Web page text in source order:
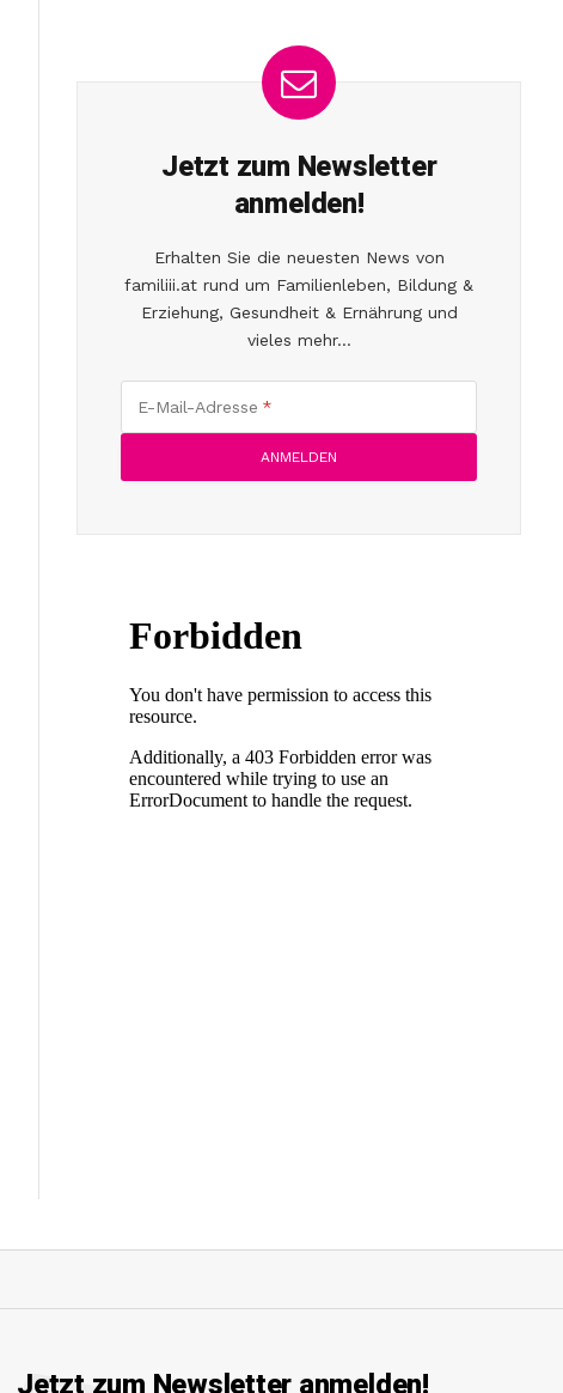
Jetzt zum Newsletter
anmelden!
Erhalten Sie die neuesten News von
familiii.at rund um Familienleben, Bildung &
Erziehung, Gesundheit & Ernährung und
vieles mehr...
E-Mail-Adresse